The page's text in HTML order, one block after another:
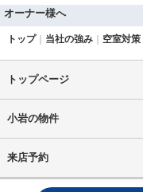
オーナー様へ
トップ 当社の強み 空室対策
トップページ
小岩の物件
来店予約